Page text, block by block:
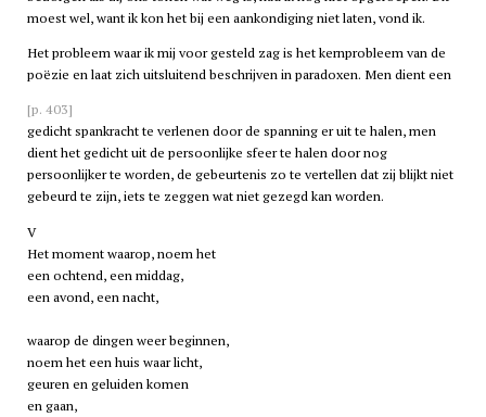
moest wel, want ik kon het bij een aankondiging niet laten, vond ik.
Het probleem waar ik mij voor gesteld zag is het kernprobleem van de
poëzie en laat zich uitsluitend beschrijven in paradoxen. Men dient een
[p. 403]
gedicht spankracht te verlenen door de spanning er uit te halen, men
dient het gedicht uit de persoonlijke sfeer te halen door nog
persoonlijker te worden, de gebeurtenis zo te vertellen dat zij blijkt niet
gebeurd te zijn, iets te zeggen wat niet gezegd kan worden.
V
Het moment waarop, noem het
een ochtend, een middag,
een avond, een nacht,
waarop de dingen weer beginnen,
noem het een huis waar licht,
geuren en geluiden komen
en gaan,